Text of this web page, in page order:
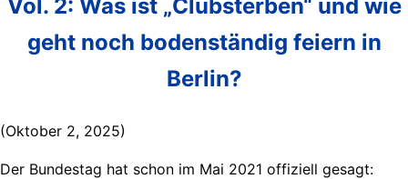
Vol. 2: Was ist „Clubsterben“ und wie
geht noch bodenständig feiern in
Berlin?
(Oktober 2, 2025)
Der Bundestag hat schon im Mai 2021 offiziell gesagt: